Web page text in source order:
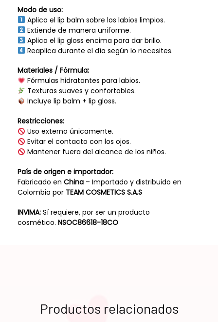
Modo de uso:
Aplica el lip balm sobre los labios limpios.
Extiende de manera uniforme.
Aplica el lip gloss encima para dar brillo.
Reaplica durante el día según lo necesites.
Materiales / Fórmula:
Fórmulas hidratantes para labios.
Texturas suaves y confortables.
Incluye lip balm + lip gloss.
Restricciones:
Uso externo únicamente.
Evitar el contacto con los ojos.
Mantener fuera del alcance de los niños.
País de origen e importador:
Fabricado en China– Importado y distribuido en
Colombia por TEAM COSMETICS S.A.S
INVIMA:Sí requiere, por ser un producto
cosmético. NSOC86618-18CO
Productos relacionados